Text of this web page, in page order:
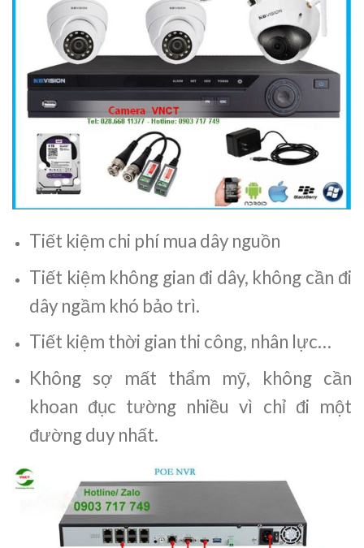
Tiết kiệm chi phí mua dây nguồn
Tiết kiệm không gian đi dây, không cần đi
dây ngầm khó bảo trì.
Tiết kiệm thời gian thi công, nhân lực…
Không sợ mất thẩm mỹ, không cần
khoan đục tường nhiều vì chỉ đi một
đường duy nhất.